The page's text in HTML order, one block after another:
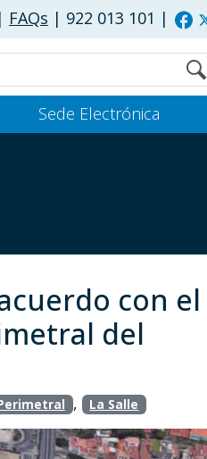
| FAQs | 922 013 101 |
Sede Electrónica
con el
del
, La Salle